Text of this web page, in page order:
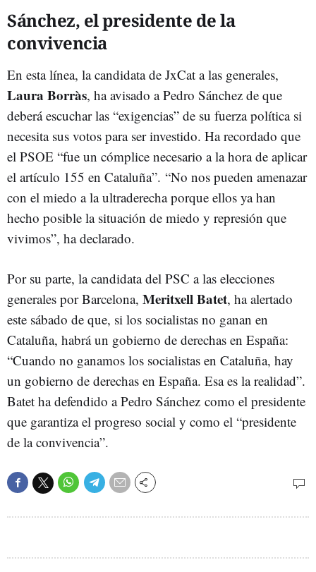
Sánchez, el presidente de la
convivencia
En esta línea, la candidata de JxCat a las generales,
Laura Borràs, ha avisado a Pedro Sánchez de que
deberá escuchar las “exigencias” de su fuerza política si
necesita sus votos para ser investido. Ha recordado que
el PSOE “fue un cómplice necesario a la hora de aplicar
el artículo 155 en Cataluña”. “No nos pueden amenazar
con el miedo a la ultraderecha porque ellos ya han
hecho posible la situación de miedo y represión que
vivimos”, ha declarado.
Por su parte, la candidata del PSC a las elecciones
generales por Barcelona, Meritxell Batet, ha alertado
este sábado de que, si los socialistas no ganan en
Cataluña, habrá un gobierno de derechas en España:
“Cuando no ganamos los socialistas en Cataluña, hay
un gobierno de derechas en España. Esa es la realidad”.
Batet ha defendido a Pedro Sánchez como el presidente
que garantiza el progreso social y como el “presidente
de la convivencia”.